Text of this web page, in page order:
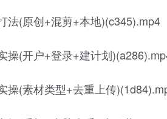
法(原创+混剪+本地)(c345).mp4
操(开户+登录+建计划
操(素材类型+去重上传